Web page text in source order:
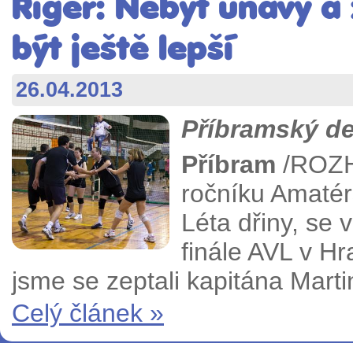
být ještě lepší
26.04.2013
Příbramský
Příbram /
ročníku
Léta dřiny, se
finále AVL v
jsme se zeptali kapitána
Celý článek »